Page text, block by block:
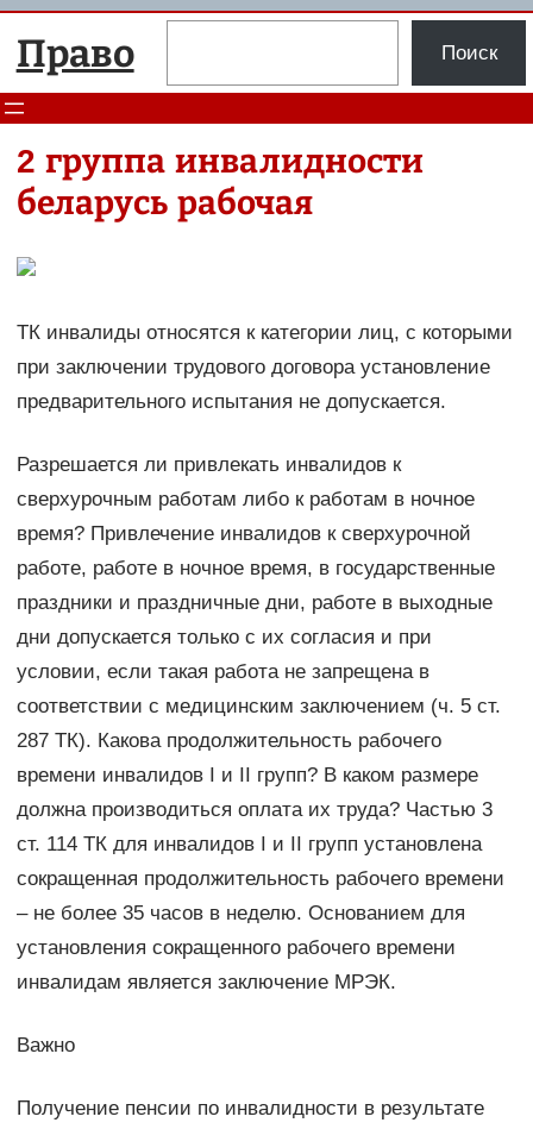
Перейти
Право Поиск
2 группа инвалидности
беларусь рабочая
ТК инвалиды относятся к категории лиц, с которыми
при заключении трудового договора установление
предварительного испытания не допускается.
Разрешается ли привлекать инвалидов к
сверхурочным работам либо к работам в ночное
время? Привлечение инвалидов к сверхурочной
работе, работе в ночное время, в государственные
праздники и праздничные дни, работе в выходные
дни допускается только с их согласия и при
условии, если такая работа не запрещена в
соответствии с медицинским заключением (ч. 5 ст.
287 ТК). Какова продолжительность рабочего
времени инвалидов I и II групп? В каком размере
должна производиться оплата их труда? Частью 3
ст. 114 ТК для инвалидов I и II групп установлена
сокращенная продолжительность рабочего времени
– не более 35 часов в неделю. Основанием для
установления сокращенного рабочего времени
инвалидам является заключение МРЭК.
Важно
Получение пенсии по инвалидности в результате